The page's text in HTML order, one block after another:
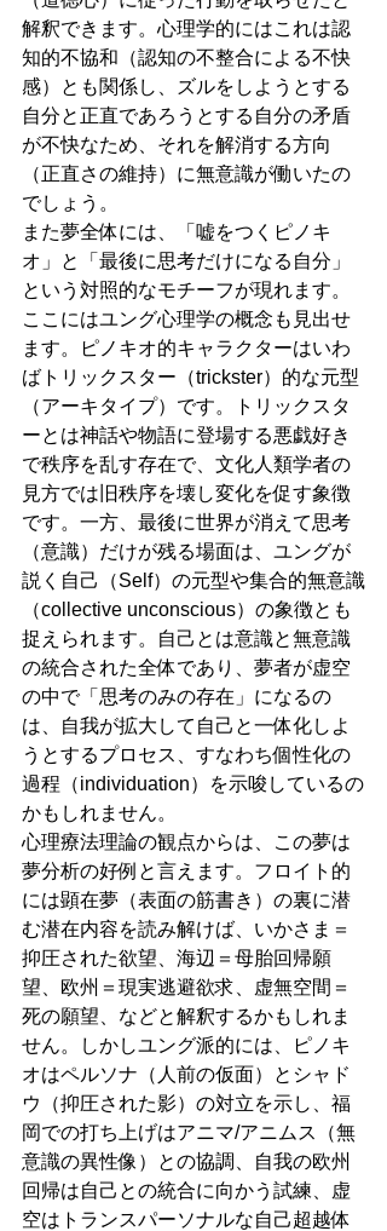
解釈できます。心理学的にはこれは認
知的不協和（認知の不整合による不快
感）とも関係し、ズルをしようとする
自分と正直であろうとする自分の矛盾
が不快なため、それを解消する方向
（正直さの維持）に無意識が働いたの
でしょう。
また夢全体には、「嘘をつくピノキ
オ」と「最後に思考だけになる自分」
という対照的なモチーフが現れます。
ここにはユング心理学の概念も見出せ
ます。ピノキオ的キャラクターはいわ
ばトリックスター（trickster）的な元型
（アーキタイプ）です。トリックスタ
ーとは神話や物語に登場する悪戯好き
で秩序を乱す存在で、文化人類学者の
見方では旧秩序を壊し変化を促す象徴
です。一方、最後に世界が消えて思考
（意識）だけが残る場面は、ユングが
説く自己（Self）の元型や集合的無意識
（collective unconscious）の象徴とも
捉えられます。自己とは意識と無意識
の統合された全体であり、夢者が虚空
の中で「思考のみの存在」になるの
は、自我が拡大して自己と一体化しよ
うとするプロセス、すなわち個性化の
過程（individuation）を示唆しているの
かもしれません。
心理療法理論の観点からは、この夢は
夢分析の好例と言えます。フロイト的
には顕在夢（表面の筋書き）の裏に潜
む潜在内容を読み解けば、いかさま＝
抑圧された欲望、海辺＝母胎回帰願
望、欧州＝現実逃避欲求、虚無空間＝
死の願望、などと解釈するかもしれま
せん。しかしユング派的には、ピノキ
オはペルソナ（人前の仮面）とシャド
ウ（抑圧された影）の対立を示し、福
岡での打ち上げはアニマ/アニムス（無
意識の異性像）との協調、自我の欧州
回帰は自己との統合に向かう試練、虚
空はトランスパーソナルな自己超越体